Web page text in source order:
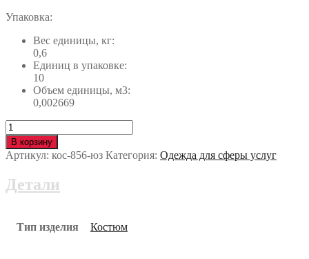
Упаковка:
Вес единицы, кг:
0,6
Единиц в упаковке:
10
Объем единицы, м3:
0,002669
Количество
Костюм
МАЙЯ
ХАССП
юз
В корзину
Артикул: кос-856-юз Категория: Одежда для сферы услуг
Детали
Тип изделия Костюм